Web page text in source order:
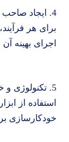
4. ایجاد صاحب فرآیند (Process Owner):
برای هر
اجرای بهینه
5. تکنولوژی و خودکارسازی فرآیندها:
استفاده از
خودکارسازی